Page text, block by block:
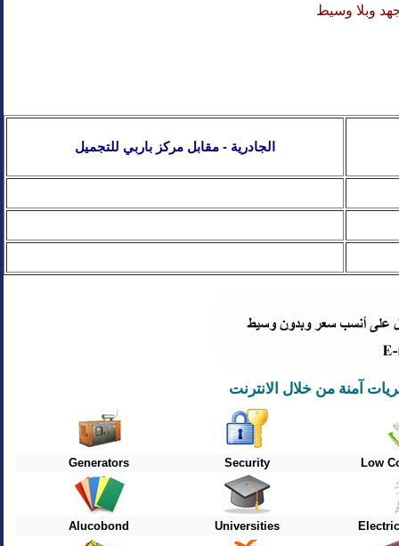
وبلا وسيط
الجادرية - مقابل مركز باربي للتجميل
منة من خلال الانترنت
Generators Security Low
Alucobond Universities